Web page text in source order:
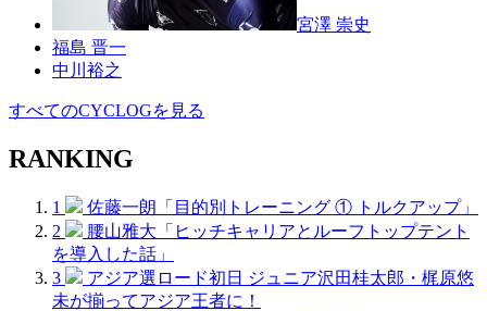
宮澤 崇史
福島 晋一
中川裕之
すべてのCYCLOGを見る
RANKING
1
佐藤一朗「目的別トレーニング ① トルクアップ」
2
腰山雅大「ヒッチキャリアとルーフトップテント
を導入した話」
3
アジア選ロード初日 ジュニア沢田桂太郎・梶原悠
未が揃ってアジア王者に！